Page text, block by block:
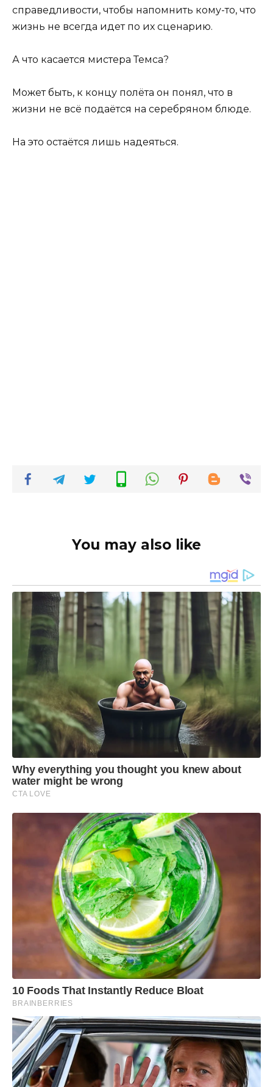
справедливости, чтобы напомнить кому-то, что
жизнь не всегда идет по их сценарию.
А что касается мистера Темса?
Может быть, к концу полёта он понял, что в
жизни не всё подаётся на серебряном блюде.
На это остаётся лишь надеяться.
You may also like